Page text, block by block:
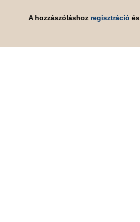
A hozzászóláshoz regisztráció és